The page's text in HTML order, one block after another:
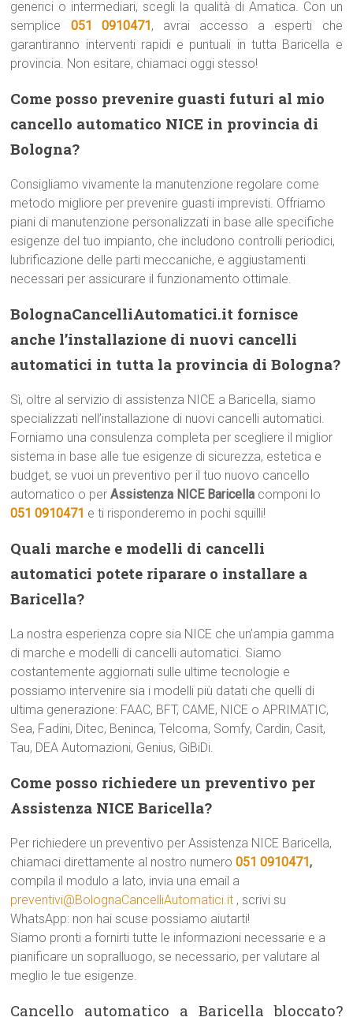
generici o intermediari, scegli la qualità di Amatica. Con un
semplice 051 0910471, avrai accesso a esperti che
garantiranno interventi rapidi e puntuali in tutta Baricella e
provincia. Non esitare, chiamaci oggi stesso!
Come posso prevenire guasti futuri al mio
cancello automatico NICE in provincia di
Bologna?
Consigliamo vivamente la manutenzione regolare come
metodo migliore per prevenire guasti imprevisti. Offriamo
piani di manutenzione personalizzati in base alle specifiche
esigenze del tuo impianto, che includono controlli periodici,
lubrificazione delle parti meccaniche, e aggiustamenti
necessari per assicurare il funzionamento ottimale.
BolognaCancelliAutomatici.it fornisce
anche l’installazione di nuovi cancelli
automatici in tutta la provincia di Bologna?
Sì, oltre al servizio di assistenza NICE a Baricella, siamo
specializzati nell’installazione di nuovi cancelli automatici.
Forniamo una consulenza completa per scegliere il miglior
sistema in base alle tue esigenze di sicurezza, estetica e
budget, se vuoi un preventivo per il tuo nuovo cancello
automatico o perAssistenza NICE Baricella componi lo
051 0910471 e ti risponderemo in pochi squilli!
Quali marche e modelli di cancelli
automatici potete riparare o installare a
Baricella?
La nostra esperienza copre sia NICE che un’ampia gamma
di marche e modelli di cancelli automatici. Siamo
costantemente aggiornati sulle ultime tecnologie e
possiamo intervenire sia i modelli più datati che quelli di
ultima generazione: FAAC, BFT, CAME, NICE o APRIMATIC,
Sea, Fadini, Ditec, Beninca, Telcoma, Somfy, Cardin, Casit,
Tau, DEA Automazioni, Genius, GiBiDi.
Come posso richiedere un preventivo per
Assistenza NICE Baricella?
Per richiedere un preventivo per Assistenza NICE Baricella,
chiamaci direttamente al nostro numero051 0910471,
compila il modulo a lato, invia una email a
preventivi@BolognaCancelliAutomatici.it , scrivi su
WhatsApp: non hai scuse possiamo aiutarti!
Siamo pronti a fornirti tutte le informazioni necessarie e a
pianificare un sopralluogo, se necessario, per valutare al
meglio le tue esigenze.
Cancello automatico a Baricella bloccato?